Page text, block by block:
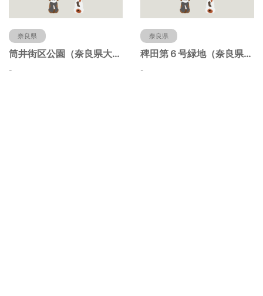
奈良県
筒井街区公園（奈良県大和郡山市）
-
奈良県
稗田第６号緑地（奈良県大和郡山市）
-